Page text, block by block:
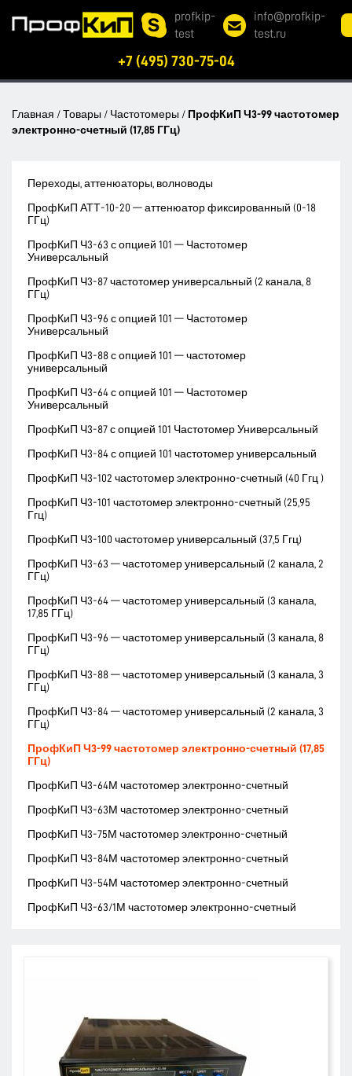
profkip-
test
info@profkip-
test.ru
+7 (495) 730-75-04
Главная / Товары / Частотомеры / ПрофКиП Ч3-99 частотомер
электронно-счетный (17,85 ГГц)
Переходы, аттенюаторы, волноводы
ПрофКиП АТТ-10-20 — аттенюатор фиксированный (0-18
ГГц)
ПрофКиП Ч3-63 с опцией 101 — Частотомер
Универсальный
ПрофКиП Ч3-87 частотомер универсальный (2 канала, 8
ГГц)
ПрофКиП Ч3-96 с опцией 101 — Частотомер
Универсальный
ПрофКиП Ч3-88 с опцией 101 — частотомер
универсальный
ПрофКиП Ч3-64 с опцией 101 — Частотомер
Универсальный
ПрофКиП Ч3-87 с опцией 101 Частотомер Универсальный
ПрофКиП Ч3-84 с опцией 101 частотомер универсальный
ПрофКиП Ч3-102 частотомер электронно-счетный (40 Ггц )
ПрофКиП Ч3-101 частотомер электронно-счетный (25,95
Ггц)
ПрофКиП Ч3-100 частотомер универсальный (37,5 Ггц)
ПрофКиП Ч3-63 — частотомер универсальный (2 канала, 2
ГГц)
ПрофКиП Ч3-64 — частотомер универсальный (3 канала,
17,85 ГГц)
ПрофКиП Ч3-96 — частотомер универсальный (3 канала, 8
ГГц)
ПрофКиП Ч3-88 — частотомер универсальный (3 канала, 3
ГГц)
ПрофКиП Ч3-84 — частотомер универсальный (2 канала, 3
ГГц)
ПрофКиП Ч3-99 частотомер электронно-счетный (17,85
ГГц)
ПрофКиП Ч3-64М частотомер электронно-счетный
ПрофКиП Ч3-63М частотомер электронно-счетный
ПрофКиП Ч3-75М частотомер электронно-счетный
ПрофКиП Ч3-84М частотомер электронно-счетный
ПрофКиП Ч3-54М частотомер электронно-счетный
ПрофКиП Ч3-63/1М частотомер электронно-счетный